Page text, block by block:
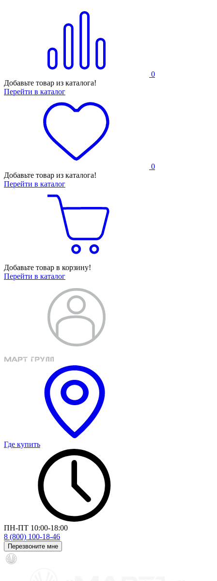
0
Добавьте товар из каталога!
Перейти в каталог
0
Добавьте товар из каталога!
Перейти в каталог
Добавьте товар в корзину!
Перейти в каталог
Где купить
ПН-ПТ 10:00-18:00
8 (800) 100-18-46
Перезвоните мне